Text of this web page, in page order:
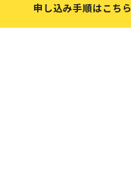
申し込み手順はこちら